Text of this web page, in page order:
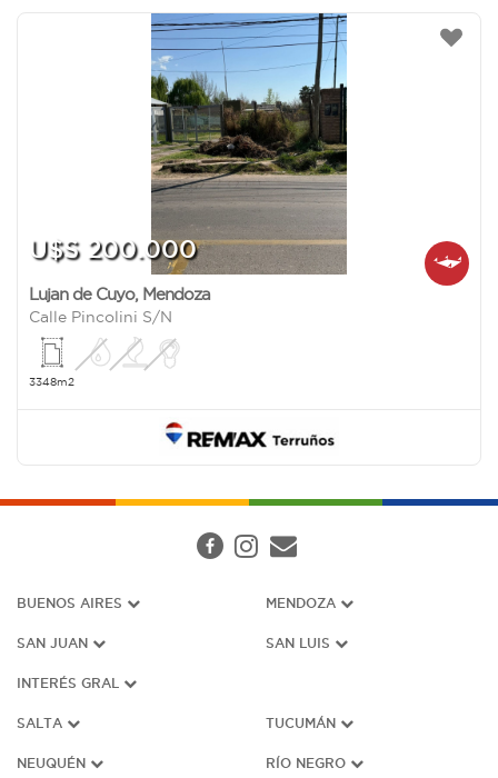
U$S 200.000
Lujan de Cuyo, Mendoza
Calle Pincolini S/N
3348m2
BUENOS AIRES MENDOZA
SAN JUAN SAN LUIS
INTERÉS GRAL
SALTA TUCUMÁN
NEUQUÉN RÍO NEGRO